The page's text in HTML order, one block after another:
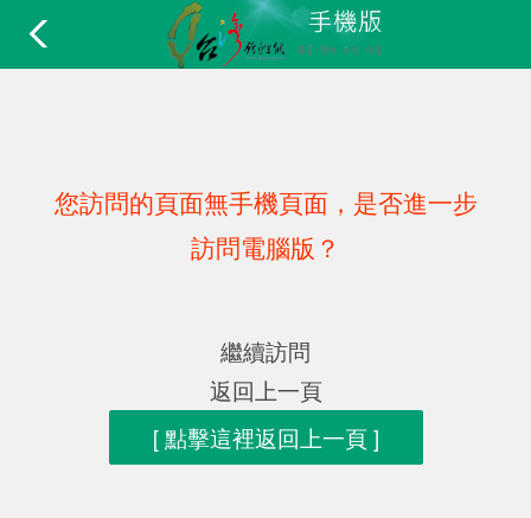
您訪問的頁面無手機頁面，是否進一步
訪問電腦版？
繼續訪問
返回上一頁
[ 點擊這裡返回上一頁 ]